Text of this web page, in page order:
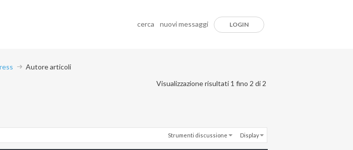
cerca nuovi messaggi LOGIN
Autore articoli
Visualizzazione risultati 1 fino 2 di 2
Strumenti discussione Display